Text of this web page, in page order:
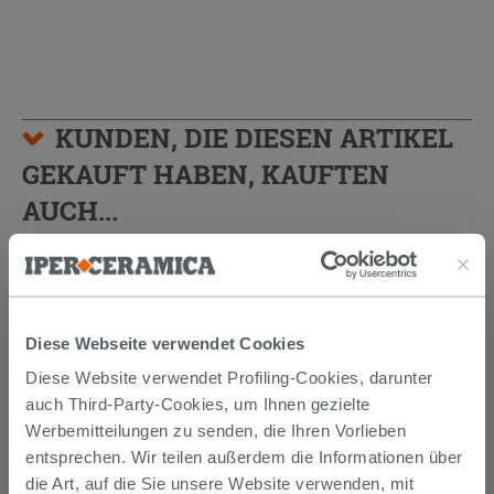
Diese Webseite verwendet Cookies
Diese Website verwendet Profiling-Cookies, darunter
auch Third-Party-Cookies, um Ihnen gezielte
Werbemitteilungen zu senden, die Ihren Vorlieben
entsprechen. Wir teilen außerdem die Informationen über
die Art, auf die Sie unsere Website verwenden, mit
KUNDEN, DIE DIESEN ARTIKEL
GEKAUFT HABEN, KAUFTEN
AUCH...